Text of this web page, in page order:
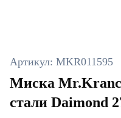
Артикул: MKR011595
Миска
стали Daimond